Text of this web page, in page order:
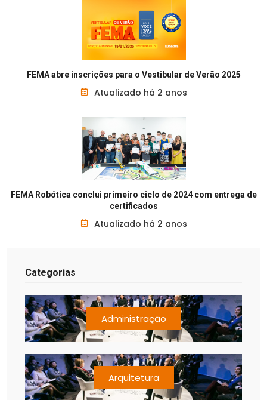
FEMA abre inscrições para o Vestibular de Verão 2025
Atualizado há 2 anos
FEMA Robótica conclui primeiro ciclo de 2024 com entrega de
certificados
Atualizado há 2 anos
Categorias
Administração
Arquitetura